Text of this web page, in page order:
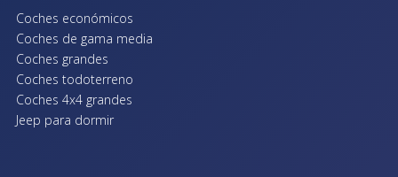
Coches económicos
Coches de gama media
Coches grandes
Coches todoterreno
Coches 4x4 grandes
Jeep para dormir